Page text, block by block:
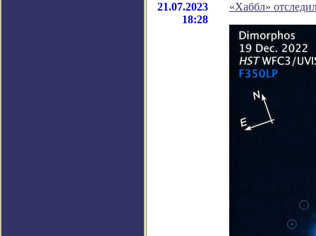
21.07.2023
18:28
«Хаббл»